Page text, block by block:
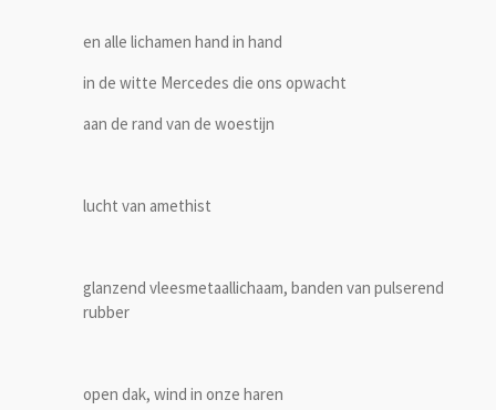
en alle lichamen hand in hand
in de witte Mercedes die ons opwacht
aan de rand van de woestijn
lucht van amethist
glanzend vleesmetaallichaam, banden van pulserend
rubber
open dak, wind in onze haren